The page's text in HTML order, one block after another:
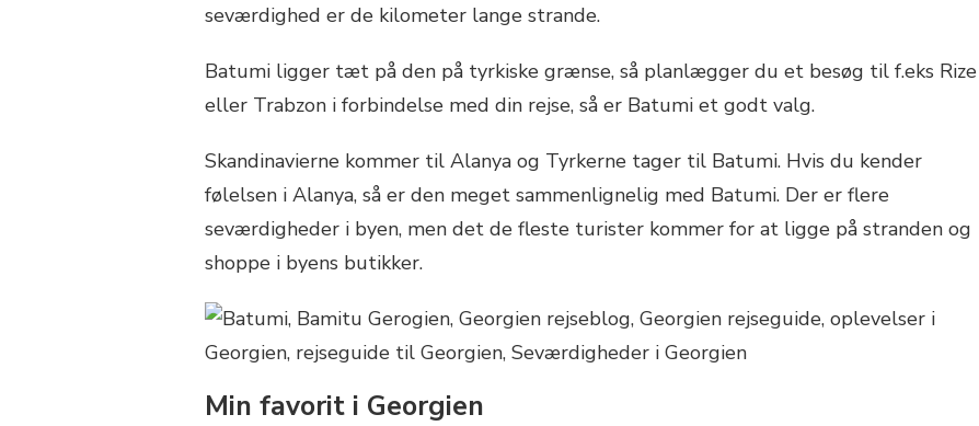
seværdighed er de kilometer lange strande.
Batumi ligger tæt på den på tyrkiske grænse, så planlægger du et besøg til f.eks Rize
eller Trabzon i forbindelse med din rejse, så er Batumi et godt valg.
Skandinavierne kommer til Alanya og Tyrkerne tager til Batumi. Hvis du kender
følelsen i Alanya, så er den meget sammenlignelig med Batumi. Der er flere
seværdigheder i byen, men det de fleste turister kommer for at ligge på stranden og
shoppe i byens butikker.
Min favorit i Georgien